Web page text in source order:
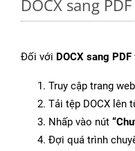
DOCX sang
Đối với DOCX sang PDF
Truy cập trang web
Tải tệp DOCX lên
Nhấp vào nút
Đợi quá trình